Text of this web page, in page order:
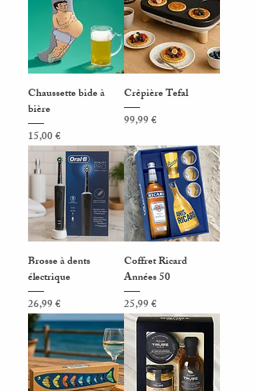
Chaussette bide à
bière
Prix
15,00 €
Crêpière Tefal
Prix
99,99 €
Brosse à dents
électrique
Prix
26,99 €
Coffret Ricard
Années 50
Prix
25,99 €